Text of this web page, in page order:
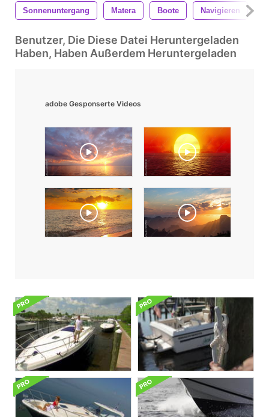
Sonnenuntergang Matera Boote Navigieren
Benutzer, Die Diese Datei Heruntergeladen
Haben, Haben Außerdem Heruntergeladen
adobe Gesponserte Videos